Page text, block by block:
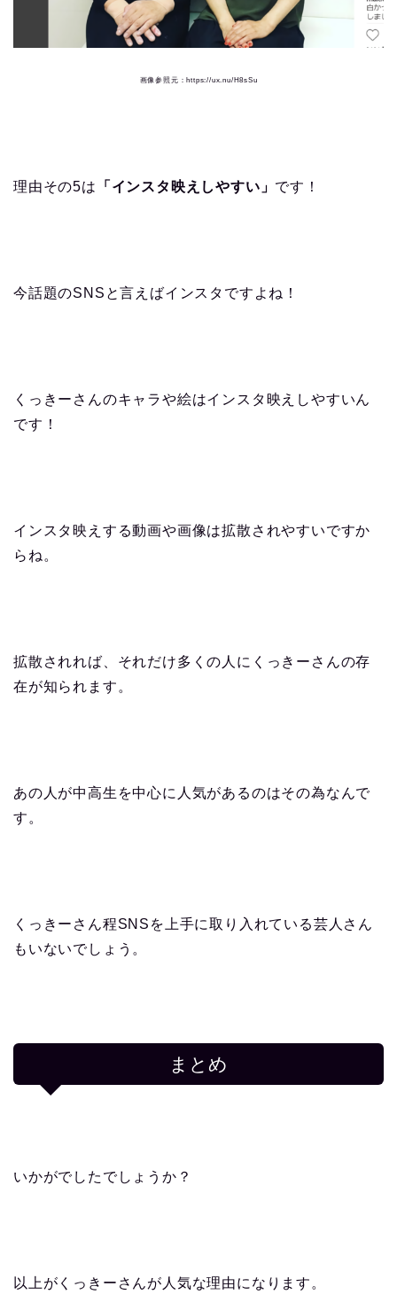
画像参照元：https://ux.nu/H8sSu
理由その5は 「インスタ映えしやすい」 です！
今話題のSNSと言えばインスタですよね！
くっきーさんのキャラや絵はインスタ映えしやすいん
です！
インスタ映えする動画や画像は拡散されやすいですか
らね。
拡散されれば、それだけ多くの人にくっきーさんの存
在が知られます。
あの人が中高生を中心に人気があるのはその為なんで
す。
くっきーさん程SNSを上手に取り入れている芸人さん
もいないでしょう。
まとめ
いかがでしたでしょうか？
以上がくっきーさんが人気な理由になります。